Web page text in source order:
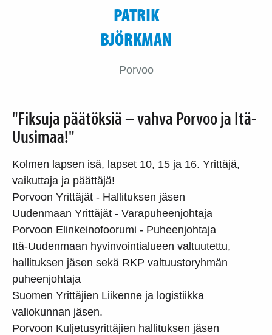
PATRIK
BJÖRKMAN
Porvoo
"Fiksuja päätöksiä – vahva Porvoo ja Itä-
Uusimaa!"
Kolmen lapsen isä, lapset 10, 15 ja 16. Yrittäjä,
vaikuttaja ja päättäjä!
Porvoon Yrittäjät - Hallituksen jäsen
Uudenmaan Yrittäjät - Varapuheenjohtaja
Porvoon Elinkeinofoorumi - Puheenjohtaja
Itä-Uudenmaan hyvinvointialueen valtuutettu,
hallituksen jäsen sekä RKP valtuustoryhmän
puheenjohtaja
Suomen Yrittäjien Liikenne ja logistiikka
valiokunnan jäsen.
Porvoon Kuljetusyrittäjien hallituksen jäsen